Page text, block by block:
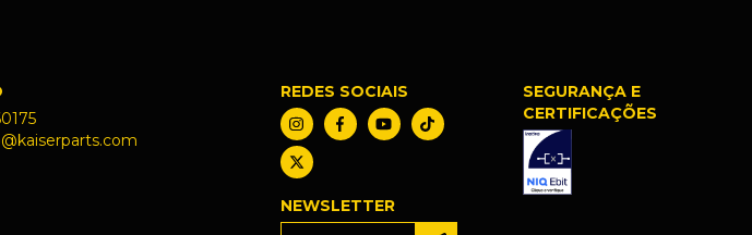
REDES SOCIAIS
NEWSLETTER
SEGURANÇA E
CERTIFICAÇÕES